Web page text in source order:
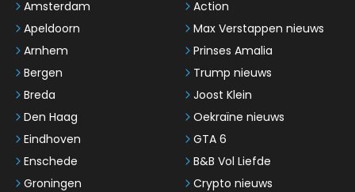
Amsterdam
Apeldoorn
Arnhem
Bergen
Breda
Den Haag
Eindhoven
Enschede
Groningen
Action
Max Verstappen nieuws
Prinses Amalia
Trump nieuws
Joost Klein
Oekraïne nieuws
GTA 6
B&B Vol Liefde
Crypto nieuws